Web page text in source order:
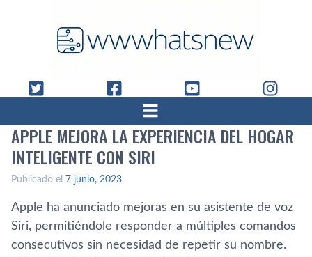
APPLE MEJORA LA EXPERIENCIA DEL HOGAR
INTELIGENTE CON SIRI
Publicado el 7 junio, 2023
Apple ha anunciado mejoras en su asistente de voz
Siri, permitiéndole responder a múltiples comandos
consecutivos sin necesidad de repetir su nombre.